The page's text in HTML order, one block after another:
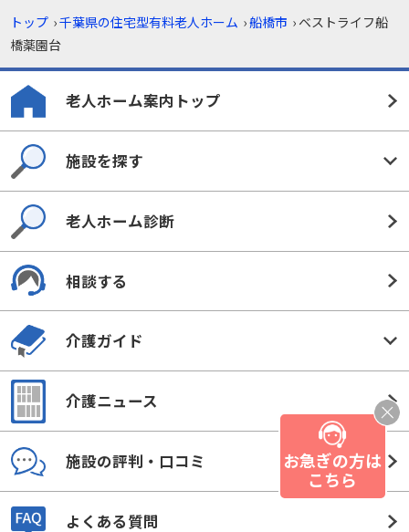
トップ ›千葉県の住宅型有料老人ホーム ›船橋市 › ベストライフ船
橋薬園台
老人ホーム案内トップ
施設を探す
老人ホーム診断
相談する
介護ガイド
介護ニュース
施設の評判・口コミ
よくある質問
お急ぎの方は
こちら